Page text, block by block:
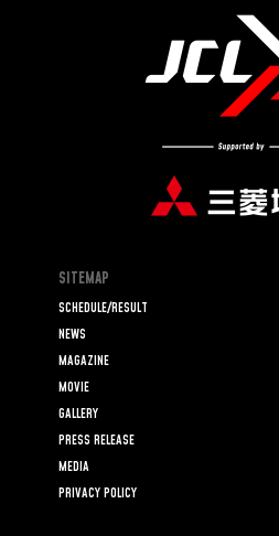
SITEMAP
SCHEDULE/RESULT
NEWS
MAGAZINE
MOVIE
GALLERY
PRESS RELEASE
MEDIA
PRIVACY POLICY